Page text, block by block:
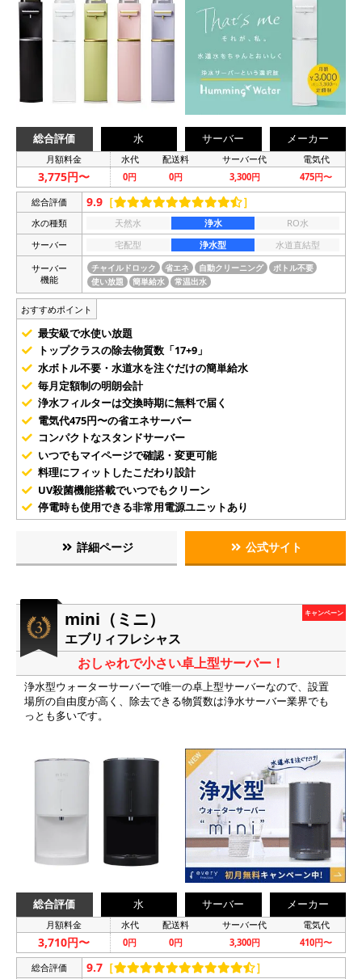
総合評価 水 サーバー メーカー
月額料金 水代 配送料 サーバー代 電気代
3,775円〜 0円 0円 3,300円 475円〜
総合評価 9.9 ［ ］
水の種類 天然水 浄水
RO水
サーバー
宅配型 浄水型
水道直結型
サーバー
機能
チャイルドロック 省エネ 自動クリーニング
ボトル不要
使い放題
簡単給水 常温出水
おすすめポイント
最安級で水使い放題
トップクラスの除去物質数「17+9」
水ボトル不要・水道水を注ぐだけの簡単給水
毎月定額制の明朗会計
浄水フィルターは交換時期に無料で届く
電気代475円〜の省エネサーバー
コンパクトなスタンドサーバー
いつでもマイページで確認・変更可能
料理にフィットしたこだわり設計
UV殺菌機能搭載でいつでもクリーン
停電時も使用できる非常用電源ユニットあり
詳細ページ 公式サイト
mini（ミニ）
エブリィフレシャス
キャンペーン
おしゃれで小さい卓上型サーバー！
浄水型ウォーターサーバーで唯一の卓上型サーバーなので、設置
場所の自由度が高く、除去できる物質数は浄水サーバー業界でも
っとも多いです。
総合評価 水 サーバー メーカー
月額料金 水代 配送料 サーバー代 電気代
3,710円〜 0円 0円 3,300円 410円〜
総合評価 9.7 ［ ］